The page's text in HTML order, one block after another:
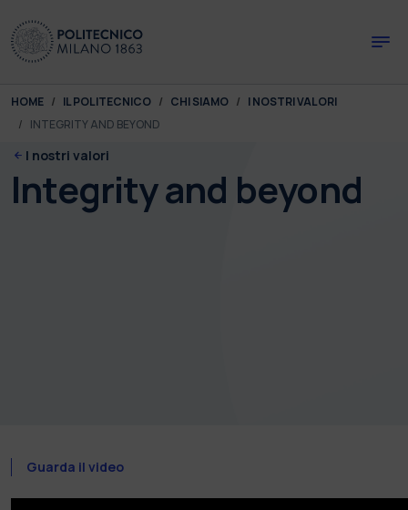
You are here:
HOME IL POLITECNICO CHI SIAMO
I NOSTRI VALORI
INTEGRITY AND BEYOND
I nostri valori
Integrity and beyond
Guarda il video